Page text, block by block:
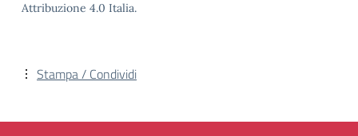
Attribuzione 4.0 Italia.
Stampa / Condividi